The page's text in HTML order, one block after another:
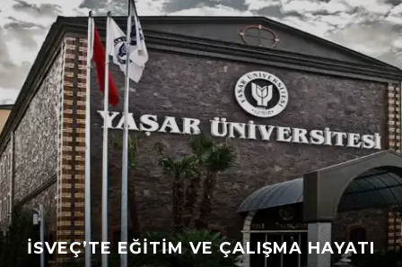
İSVEÇ’TE EĞITIM VE ÇALIŞMA HAYATI